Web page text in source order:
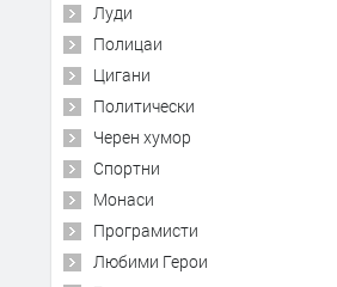
Луди
Полицаи
Цигани
Политически
Черен хумор
Спортни
Монаси
Програмисти
Любими Герои